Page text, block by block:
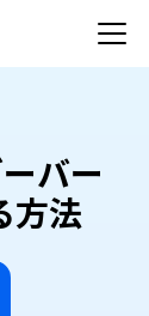
バー
方法